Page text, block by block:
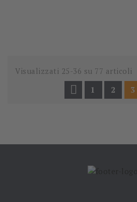
Visualizzati 25-36 su 77 articoli
 1 2 3